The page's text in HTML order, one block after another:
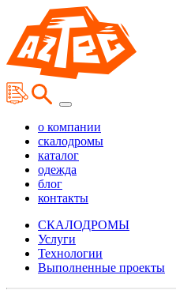
о компании
скалодромы
каталог
одежда
блог
контакты
СКАЛОДРОМЫ
Услуги
Технологии
Выполненные проекты